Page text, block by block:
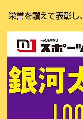
栄誉を讃えて表彰し